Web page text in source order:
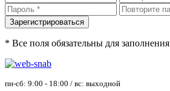
* Все поля обязательны для заполнения
пн-сб: 9:00 - 18:00 / вс: выходной